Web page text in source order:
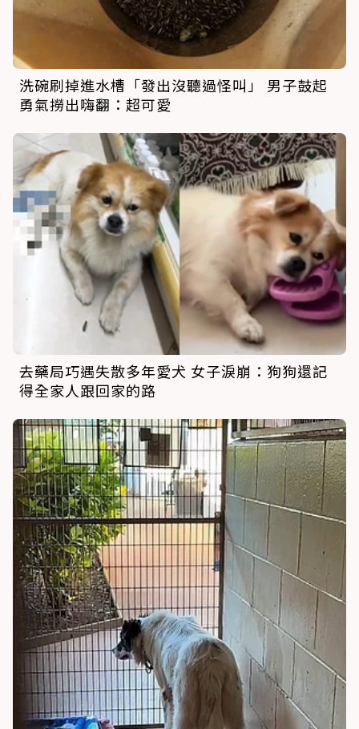
洗碗刷掉進水槽「發出沒聽過怪叫」 男子鼓起
勇氣撈出嗨翻：超可愛
去藥局巧遇失散多年愛犬 女子淚崩：狗狗還記
得全家人跟回家的路